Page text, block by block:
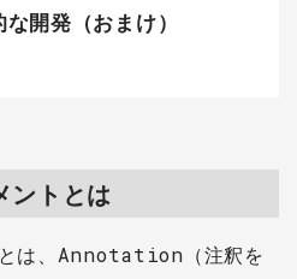
開発（おまけ）
ントとは
とは、Annotation（注釈を